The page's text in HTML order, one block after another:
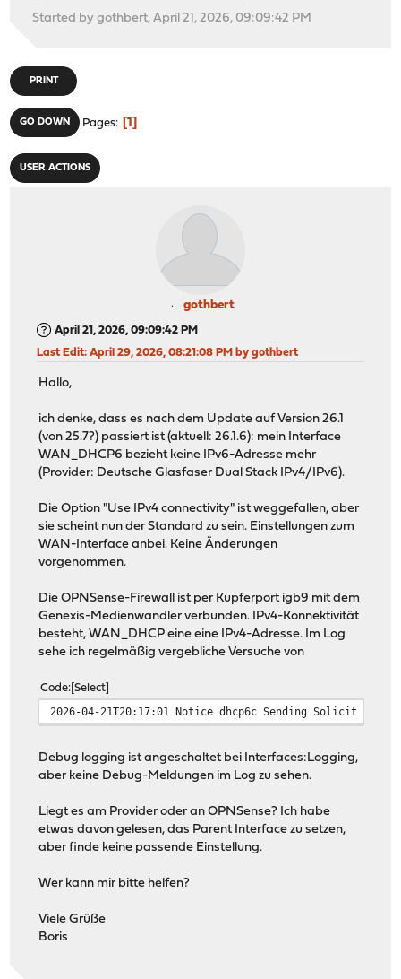
Started by gothbert, April 21, 2026, 09:09:42 PM
PRINT
GO DOWN Pages 1
USER ACTIONS
gothbert
April 21, 2026, 09:09:42 PM
Last Edit: April 29, 2026, 08:21:08 PM by gothbert
Hallo,
ich denke, dass es nach dem Update auf Version 26.1
(von 25.7?) passiert ist (aktuell: 26.1.6): mein Interface
WAN_DHCP6 bezieht keine IPv6-Adresse mehr
(Provider: Deutsche Glasfaser Dual Stack IPv4/IPv6).
Die Option "Use IPv4 connectivity" ist weggefallen, aber
sie scheint nun der Standard zu sein. Einstellungen zum
WAN-Interface anbei. Keine Änderungen
vorgenommen.
Die OPNSense-Firewall ist per Kupferport igb9 mit dem
Genexis-Medienwandler verbunden. IPv4-Konnektivität
besteht, WAN_DHCP eine eine IPv4-Adresse. Im Log
sehe ich regelmäßig vergebliche Versuche von
Code Select
2026-04-21T20:17:01 Notice dhcp6c Sending Solicit on
Debug logging ist angeschaltet bei Interfaces:Logging,
aber keine Debug-Meldungen im Log zu sehen.
Liegt es am Provider oder an OPNSense? Ich habe
etwas davon gelesen, das Parent Interface zu setzen,
aber finde keine passende Einstellung.
Wer kann mir bitte helfen?
Viele Grüße
Boris